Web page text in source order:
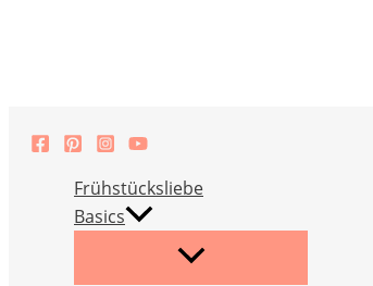
Frühstücksliebe
Basics